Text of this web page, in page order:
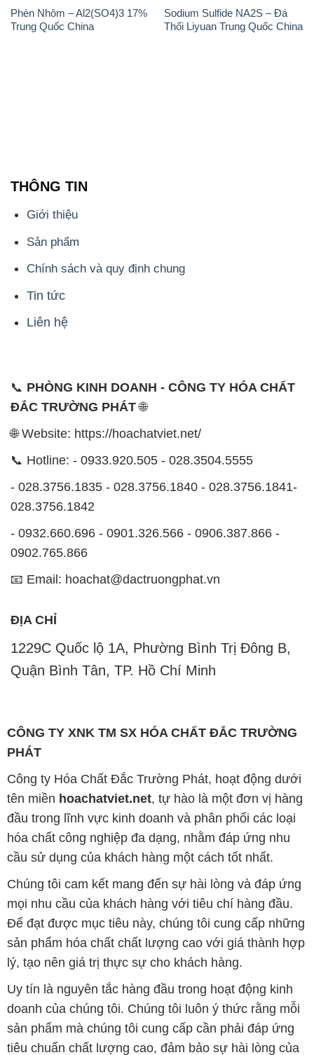
Chính sách và quy định chung
Tin tức
Liên hệ
📞
PHÒNG KINH DOANH - CÔNG TY HÓA CHẤT
ĐẮC TRƯỜNG PHÁT
- 028.3756.1835 - 028.3756.1840 - 028.3756.1841-
0902.765.866
📧 Email: hoachat@dactruongphat.vn
ĐỊA CHỈ
1229C Quốc lộ 1A, Phường Bình Trị Đông B,
Quận Bình Tân, TP. Hồ Chí Minh
CÔNG TY XNK TM SX HÓA CHẤT ĐẮC TRƯỜNG
PHÁT
đầu trong lĩnh vực kinh doanh và phân phối các loại
hóa chất công nghiệp đa dạng, nhằm đáp ứng nhu
cầu sử dụng của khách hàng một cách tốt nhất.
Chúng tôi cam kết mang đến sự hài lòng và đáp ứng
mọi nhu cầu của khách hàng với tiêu chí hàng đầu.
Để đạt được mục tiêu này, chúng tôi cung cấp những
sản phẩm hóa chất chất lượng cao với giá thành hợp
lý, tạo nên giá trị thực sự cho khách hàng.
Uy tín là nguyên tắc hàng đầu trong hoạt động kinh
doanh của chúng tôi. Chúng tôi luôn ý thức rằng mỗi
sản phẩm mà chúng tôi cung cấp cần phải đáp ứng
tiêu chuẩn chất lượng cao, đảm bảo sự hài lòng của
đối tác. Đồng thời, chúng tôi luôn đặt mức giá hợp lý,
nhằm tạo điều kiện cho sự phát triển và sự tồn tại
bền vững trên con đường phía trước.
Công ty Hóa Chất Đắc Trường Phát có khả năng đáp